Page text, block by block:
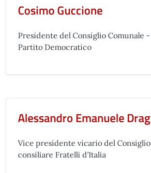
Cosimo Guccione
Presidente del Consiglio Comunale
Partito Democratico
Alessandro Emanuele
Vice presidente vicario del
consiliare Fratelli d'Italia